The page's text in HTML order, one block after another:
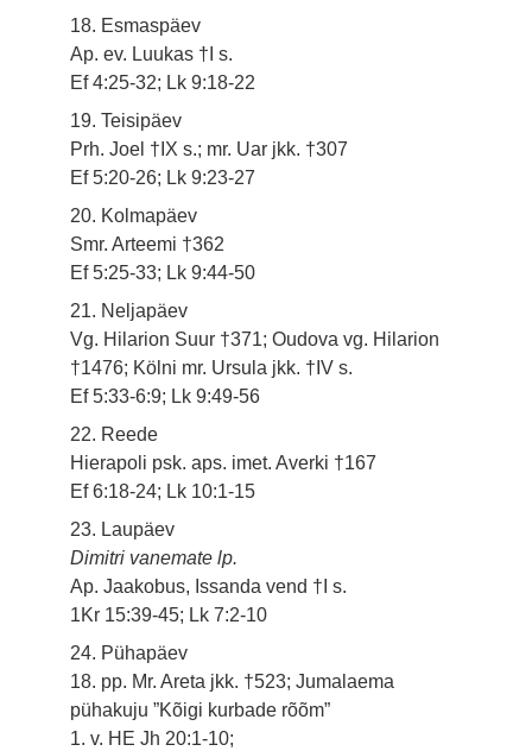
18. Esmaspäev
Ap. ev. Luukas †I s.
Ef 4:25-32; Lk 9:18-22
19. Teisipäev
Prh. Joel †IX s.; mr. Uar jkk. †307
Ef 5:20-26; Lk 9:23-27
20. Kolmapäev
Smr. Arteemi †362
Ef 5:25-33; Lk 9:44-50
21. Neljapäev
Vg. Hilarion Suur †371; Oudova vg. Hilarion
†1476; Kölni mr. Ursula jkk. †IV s.
Ef 5:33-6:9; Lk 9:49-56
22. Reede
Hierapoli psk. aps. imet. Averki †167
Ef 6:18-24; Lk 10:1-15
23. Laupäev
Dimitri vanemate lp.
Ap. Jaakobus, Issanda vend †I s.
1Kr 15:39-45; Lk 7:2-10
24. Pühapäev
18. pp. Mr. Areta jkk. †523; Jumalaema
pühakuju ”Kõigi kurbade rõõm”
1. v. HE Jh 20:1-10;